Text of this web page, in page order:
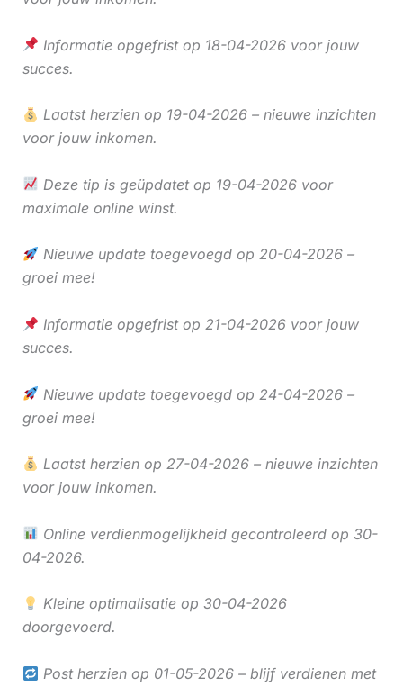
Informatie opgefrist op 18-04-2026 voor jouw
succes.
Laatst herzien op 19-04-2026 – nieuwe inzichten
voor jouw inkomen.
Deze tip is geüpdatet op 19-04-2026 voor
maximale online winst.
Nieuwe update toegevoegd op 20-04-2026 –
groei mee!
Informatie opgefrist op 21-04-2026 voor jouw
succes.
Nieuwe update toegevoegd op 24-04-2026 –
groei mee!
Laatst herzien op 27-04-2026 – nieuwe inzichten
voor jouw inkomen.
Online verdienmogelijkheid gecontroleerd op 30-
04-2026.
Kleine optimalisatie op 30-04-2026
doorgevoerd.
Post herzien op 01-05-2026 – blijf verdienen met